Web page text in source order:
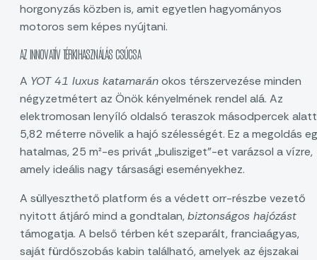
horgonyzás közben is, amit egyetlen hagyományos
motoros sem képes nyújtani.
AZ INNOVATÍV TÉRKIHASZNÁLÁS CSÚCSA
A YOT 41 luxus katamaránokos térszervezése minden
négyzetmétert az Önök kényelmének rendel alá. Az
elektromosan lenyíló oldalsó teraszok másodpercek alatt
5,82 méterre növelik a hajó szélességét. Ez a megoldás
hatalmas, 25 m²-es privát „bulisziget”-et varázsol a vízre,
amely ideális nagy társasági eseményekhez.
A süllyeszthető platform és a védett orr-részbe vezető
nyitott átjáró mind a gondtalan, biztonságos hajózást
támogatja. A belső térben két szeparált, franciaágyas,
saját fürdőszobás kabin található, amelyek az éjszakai